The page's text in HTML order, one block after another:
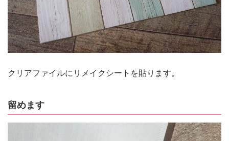
クリアファイルにリメイクシートを貼ります。
留めます